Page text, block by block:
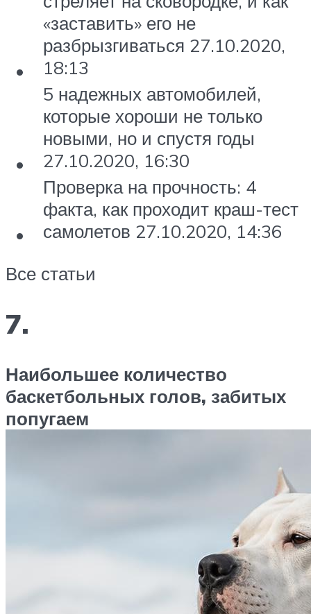
«заставить» его не
разбрызгиваться 27.10.2020,
18:13
5 надежных автомобилей,
которые хороши не только
новыми, но и спустя годы
27.10.2020, 16:30
Проверка на прочность: 4
факта, как проходит краш-тест
самолетов 27.10.2020, 14:36
Все статьи
7.
Наибольшее количество
баскетбольных голов, забитых
попугаем